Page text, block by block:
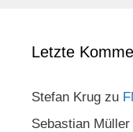
Letzte
Stefan Krug zu
Sebastian Müller